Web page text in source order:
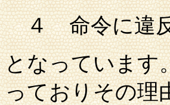
４命令に違
となっています
っておりその理